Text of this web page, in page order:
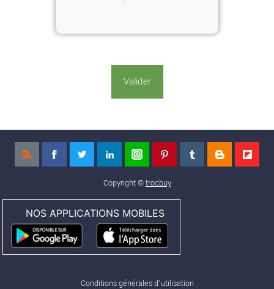
Copyright ©trocbuy
NOS APPLICATIONS MOBILES
Conditions générales d'utilisation